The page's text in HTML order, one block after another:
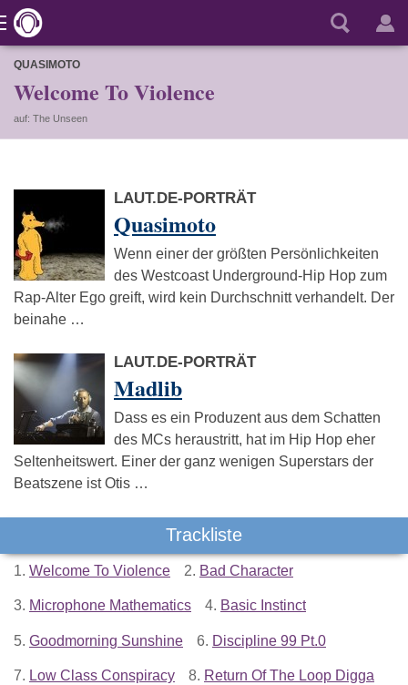
QUASIMOTO
Welcome To Violence
auf: The Unseen
LAUT.DE-PORTRÄT
Quasimoto
Wenn einer der größten Persönlichkeiten
des Westcoast Underground-Hip Hop zum
Rap-Alter Ego greift, wird kein Durchschnitt verhandelt. Der
beinahe …
LAUT.DE-PORTRÄT
Madlib
Dass es ein Produzent aus dem Schatten
des MCs heraustritt, hat im Hip Hop eher
Seltenheitswert. Einer der ganz wenigen Superstars der
Beatszene ist Otis …
Trackliste
1. Welcome To Violence 2. Bad Character
3. Microphone Mathematics 4. Basic Instinct
5. Goodmorning Sunshine 6. Discipline 99 Pt.0
7. Low Class Conspiracy 8. Return Of The Loop Digga